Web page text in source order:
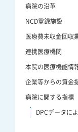
病院の沿革
NCD登録施設
医療費未収金回収
連携医療機関
本院の医療機能情
企業等からの資金
病院に関する指標
DPCデータに